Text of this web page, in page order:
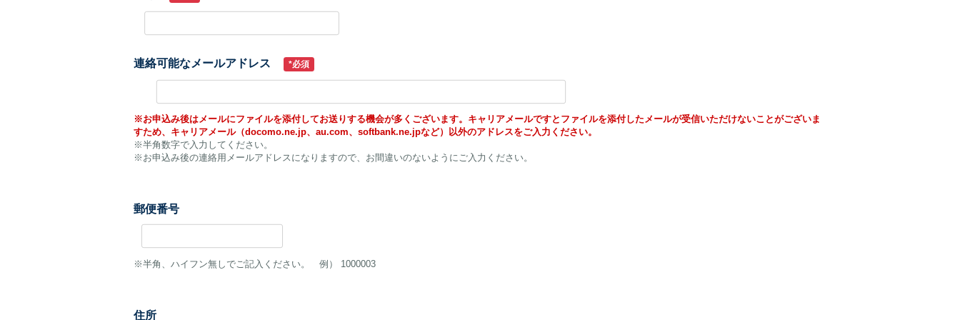
連絡可能なメールアドレス *必須
※お申込み後はメールにファイルを添付してお送りする機会が多くございます。キャリアメールですとファイルを添付したメールが受信いただけないことがございま
すため、キャリアメール（docomo.ne.jp、au.com、softbank.ne.jpなど）以外のアドレスをご入力ください。
※半角数字で入力してください。
※お申込み後の連絡用メールアドレスになりますので、お間違いのないようにご入力ください。
郵便番号
※半角、ハイフン無しでご記入ください。 例） 1000003
住所